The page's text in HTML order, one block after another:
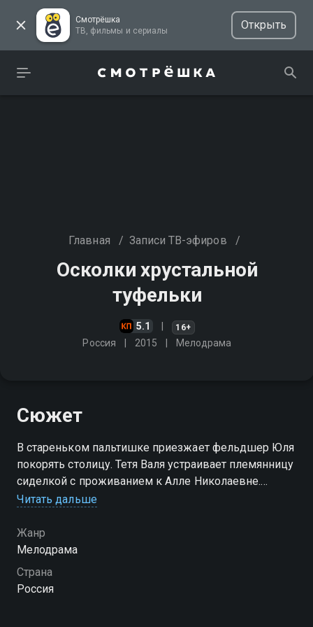
Смотрёшка
ТВ, фильмы и сериалы
Открыть
Главная / Записи ТВ-эфиров /
Осколки хрустальной
туфельки
5.1 16+
Россия 2015 Мелодрама
Сюжет
В стареньком пальтишке приезжает фельдшер Юля
покорять столицу. Тетя Валя устраивает племянницу
сиделкой с проживанием к Алле Николаевне.
Проходит немного времени, и Алла Николаевна уже
Юля?
Читать дальше
Жанр
Мелодрама
Страна
Россия